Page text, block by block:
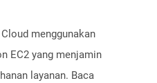
menggunakan
EC2 yang menjamin
layanan. Baca